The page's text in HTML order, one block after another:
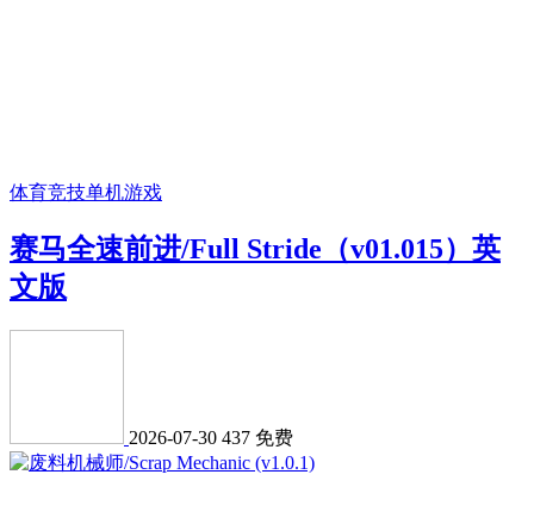
体育竞技单机游戏
赛马全速前进/Full Stride（v01.015）英
文版
2026-07-30 437 免费